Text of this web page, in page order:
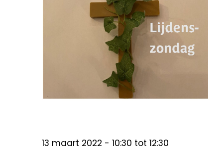
13 maart 2022 - 10:30 tot 12:30